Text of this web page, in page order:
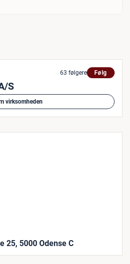
63 følgere Følg
S
virksomheden
25, 5000 Odense C